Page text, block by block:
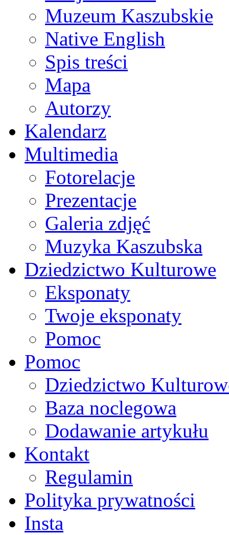
Muzeum Kaszubskie
Native English
Spis treści
Mapa
Autorzy
Kalendarz
Multimedia
Fotorelacje
Prezentacje
Galeria zdjęć
Muzyka Kaszubska
Dziedzictwo Kulturowe
Eksponaty
Twoje eksponaty
Pomoc
Pomoc
Dziedzictwo
Baza noclegowa
Dodawanie artykułu
Kontakt
Regulamin
Polityka prywatności
Insta